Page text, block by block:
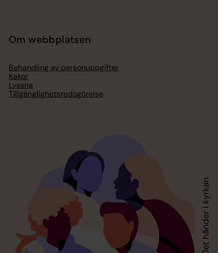
Om webbplatsen
Behandling av personuppgifter
Kakor
Lyssna
Tillgänglighetsredogörelse